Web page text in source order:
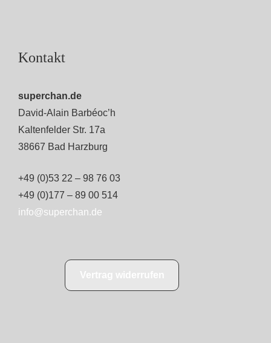
Kontakt
superchan.de
David-Alain Barbéoc’h
Kaltenfelder Str. 17a
38667 Bad Harzburg
+49 (0)53 22 – 98 76 03
+49 (0)177 – 89 00 514
info@superchan.de